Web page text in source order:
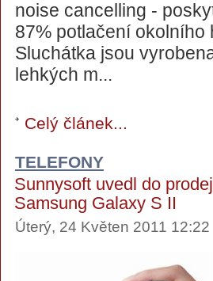
noise cancelling -
87% potlačení okolního
Sluchátka jsou
lehkých m...
Celý článek...
TELEFONY
Sunnysoft uvedl do
Samsung Galaxy S II
Úterý, 24 Květen 2011 12:22